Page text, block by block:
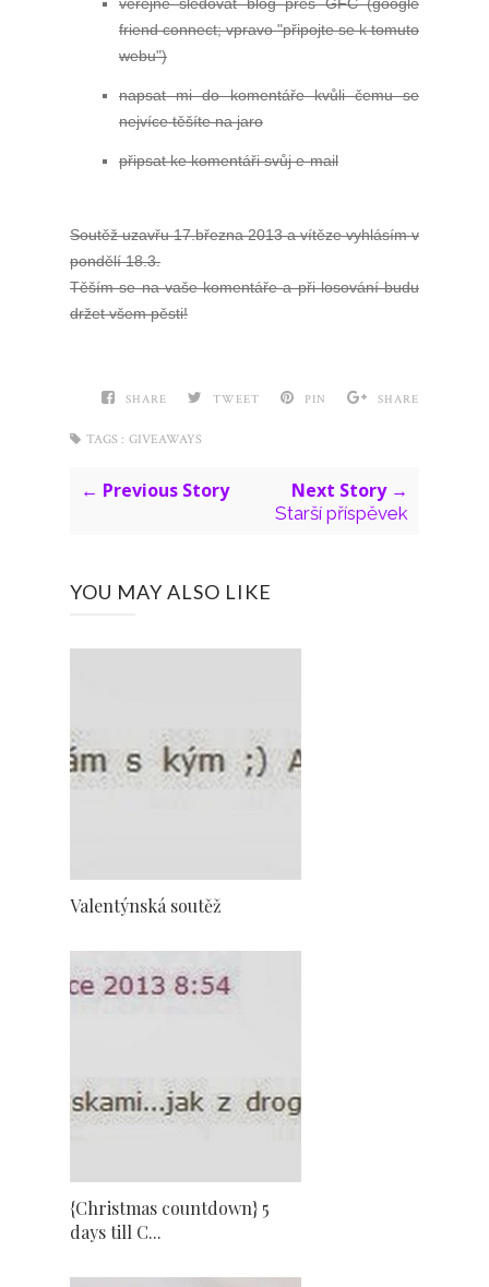
veřejně sledovat blog přes GFC (google
friend connect; vpravo "připojte se k tomuto
webu")
napsat mi do komentáře kvůli čemu se
nejvíce těšíte na jaro
připsat ke komentáři svůj e-mail
Soutěž uzavřu 17.března 2013 a vítěze vyhlásím v
pondělí 18.3.
Těším se na vaše komentáře a při losování budu
držet všem pěsti!
SHARE TWEET PIN SHARE
TAGS : GIVEAWAYS
← Previous Story Next Story →
Starší příspěvek
YOU MAY ALSO LIKE
Valentýnská soutěž
{Christmas countdown} 5
days till C...